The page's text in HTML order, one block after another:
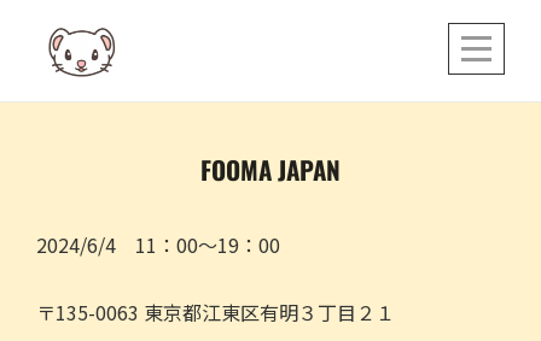
content
FOOMA JAPAN
2024/6/4 11：00～19：00
〒135-0063 東京都江東区有明３丁目２１